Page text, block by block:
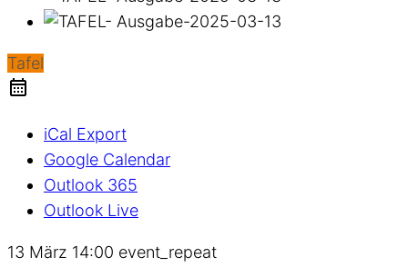
Tafel
iCal Export
Google Calendar
Outlook 365
Outlook Live
13 März 14:00 event_repeat